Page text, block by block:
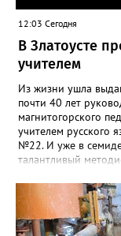
12:03 Сегодня
В Златоусте
учителем
Из жизни ушла
почти 40 лет
магнитогорского
учителем русского
№22. И уже в
талантливый
«Благодаря её
сильный
ценностями и
Ивановна навсегда